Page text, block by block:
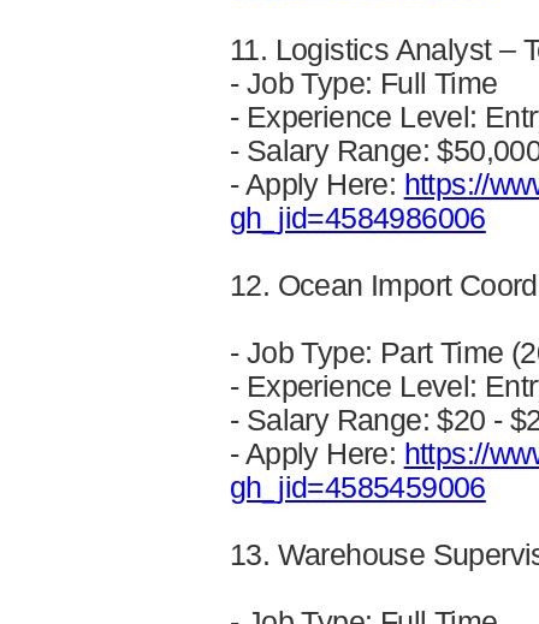
11. Logistics Analyst –
- Job Type: Full Time
- Experience Level:
- Salary Range:
- Apply Here: https://
gh_jid=4584986006
12. Ocean Import
- Job Type: Part Time
- Experience Level:
- Salary Range: $20 -
- Apply Here: https://
gh_jid=4585459006
13. Warehouse